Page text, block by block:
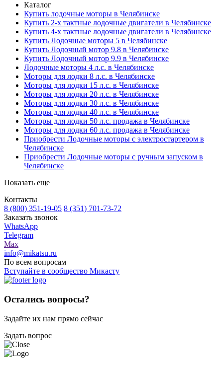
Каталог
Купить лодочные моторы в Челябинске
Купить 2-х тактные лодочные двигатели в Челябинске
Купить 4-х тактные лодочные двигатели в Челябинске
Купить Лодочные моторы 5 в Челябинске
Купить Лодочный мотор 9.8 в Челябинске
Купить Лодочный мотор 9.9 в Челябинске
Лодочные моторы 4 л.с. в Челябинске
Моторы для лодки 8 л.с. в Челябинске
Моторы для лодки 15 л.с. в Челябинске
Моторы для лодки 20 л.с. в Челябинске
Моторы для лодки 30 л.с. в Челябинске
Моторы для лодки 40 л.с. в Челябинске
Моторы для лодки 50 л.с. продажа в Челябинске
Моторы для лодки 60 л.с. продажа в Челябинске
Приобрести Лодочные моторы с электростартером в
Челябинске
Приобрести Лодочные моторы с ручным запуском в
Челябинске
Показать еще
Контакты
8 (800) 351-19-05 8 (351) 701-73-72
Заказать звонок
WhatsApp
Telegram
Max
info@mikatsu.ru
По всем вопросам
Вступайте в сообщество Микасту
Остались вопросы?
Задайте их нам прямо сейчас
Задать вопрос